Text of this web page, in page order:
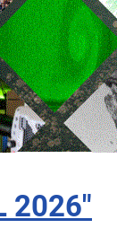
2026"